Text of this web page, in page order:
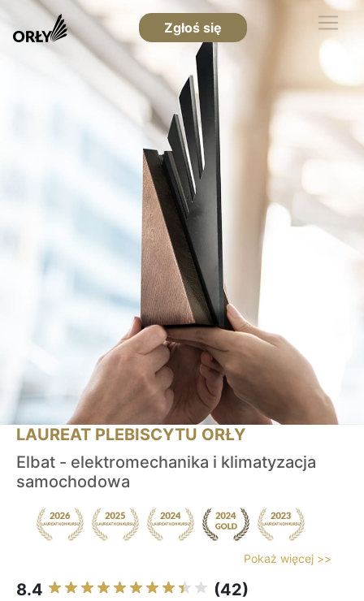
Zgłoś się
LAUREAT PLEBISCYTU ORŁY
Elbat - elektromechanika i klimatyzacja
samochodowa
Pokaż więcej >>
8.4 (42)